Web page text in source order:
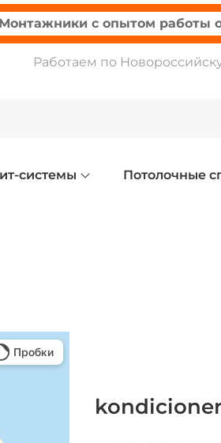
с опытом работы от
Работаем по
системы Потолочные